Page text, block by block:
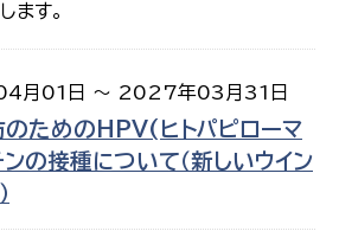
ます。
月01日 ～ 2027年03月31日
ためのHPV(ヒトパピローマ
の接種について（新しいウイン